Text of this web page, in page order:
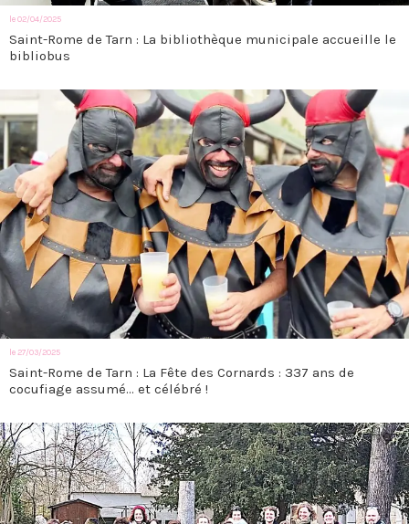
le 02/04/2025
Saint-Rome de Tarn : La bibliothèque municipale accueille le
bibliobus
le 27/03/2025
Saint-Rome de Tarn : La Fête des Cornards : 337 ans de
cocufiage assumé… et célébré !